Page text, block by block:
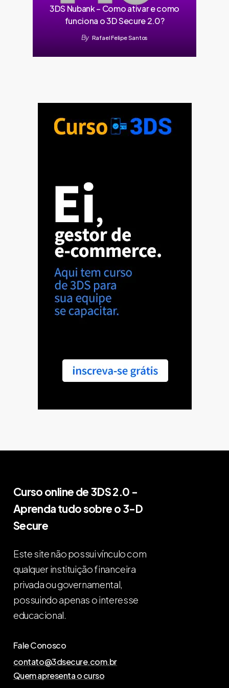
3DS Nubank – Como ativar e como
funciona o 3D Secure 2.0?
By Rafael Felipe Santos
Curso online de 3DS 2.0 -
Aprenda tudo sobre o 3-D
Secure
Este site não possui vínculo com
qualquer instituição financeira
privada ou governamental,
possuindo apenas o interesse
educacional.
Fale Conosco
contato@3dsecure.com.br
Quem apresenta o curso